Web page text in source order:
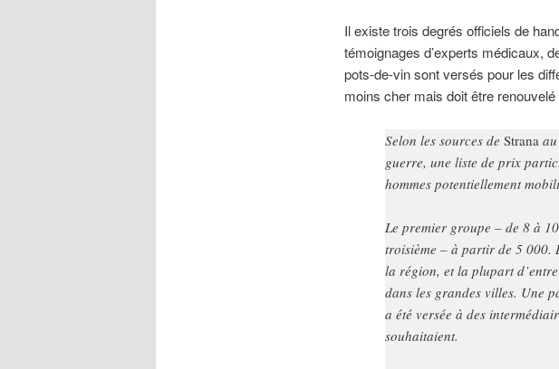
Il existe trois degrés officiels de
témoignages d’experts médicaux,
pots-de-vin sont versés pour les
moins cher mais doit être
Selon les sources de Strana
guerre, une liste de prix
hommes potentiellement
Le premier groupe – de 8 à
troisième – à partir de 5 000.
la région, et la plupart
dans les grandes villes. Une
a été versée à des
souhaitaient.